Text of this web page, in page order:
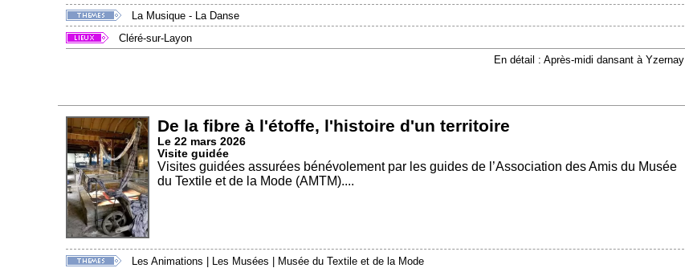
La Musique - La Danse
Cléré-sur-Layon
En détail : Après-midi dansant à Yzernay
De la fibre à l'étoffe, l'histoire d'un territoire
Le 22 mars 2026
Visite guidée
Visites guidées assurées bénévolement par les guides de l’Association des Amis du Musée
du Textile et de la Mode (AMTM)....
Les Animations | Les Musées | Musée du Textile et de la Mode